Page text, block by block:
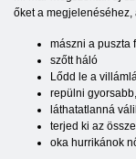
őket a
mászni a puszta
szőtt háló
Lődd le a
repülni
láthatatlanná
terjed ki az
oka hurrikánok